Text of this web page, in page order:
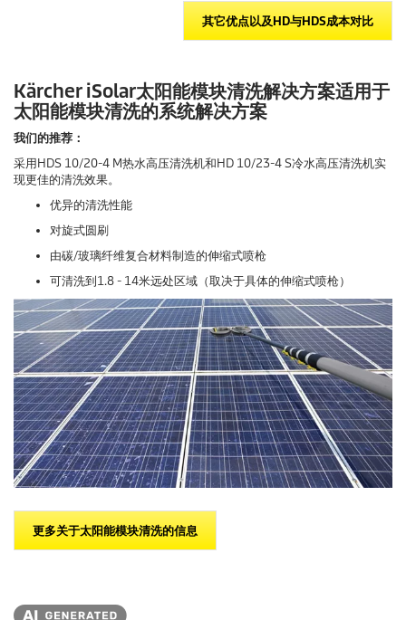
其它优点以及HD与HDS成本对比
Kärcher iSolar太阳能模块清洗解决方案适用于
太阳能模块清洗的系统解决方案
我们的推荐：
采用HDS 10/20-4 M热水高压清洗机和HD 10/23-4 S冷水高压清洗机实
现更佳的清洗效果。
优异的清洗性能
对旋式圆刷
由碳/玻璃纤维复合材料制造的伸缩式喷枪
可清洗到1.8 - 14米远处区域（取决于具体的伸缩式喷枪）
更多关于太阳能模块清洗的信息